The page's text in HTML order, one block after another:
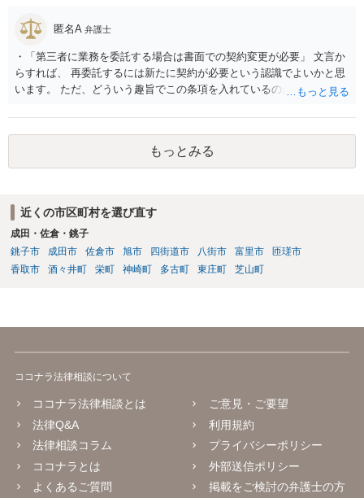
匿名A 弁護士
・「第三者に業務を委託する場合は書面での契約変更が必要」 文言か
らすれば、 再委託するには新たに契約が必要という認識でよいかと思
います。 ただ、どういう趣旨でこの条項を入れているのかが少し気に
く目にします。 あえて契約変更という手続きを予定しているとなる
と、守秘条項との関係なのかもしれませんが、場合によっては、契約
条件（代金）の下方修正を考えてのものなのかという危惧はありま
す。
もっとみる
近くの市区町村を選び直す
成田・佐倉・銚子
銚子市
成田市 佐倉市 旭市 四街道市 八街市 富里市
匝瑳市
香取市
酒々井町 栄町 神崎町 多古町 東庄町 芝山町
ココナラ法律相談について
ココナラ法律相談とは
法律Q&A
法律相談コラム
ココナラとは
よくあるご質問
ご意見・ご要望
利用規約
プライバシーポリシー
外部送信ポリシー
掲載をご検討の弁護士の方